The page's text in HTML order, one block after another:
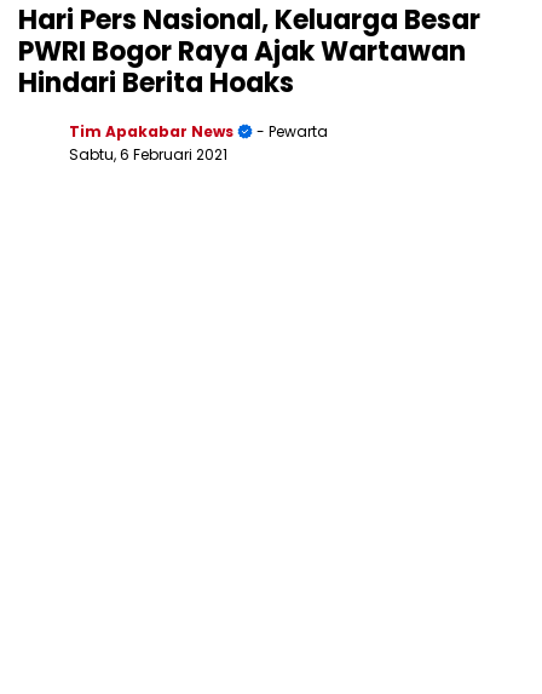
Hari Pers Nasional, Keluarga Besar
PWRI Bogor Raya Ajak Wartawan
Hindari Berita Hoaks
Tim Apakabar News
- Pewarta
Sabtu, 6 Februari 2021